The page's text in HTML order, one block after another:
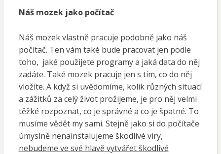
Náš mozek jako počítač
Náš mozek vlastně pracuje podobně jako náš
počítač. Ten vám také bude pracovat jen podle
toho, jaké použijete programy a jaká data do něj
zadáte. Také mozek pracuje jen s tím, co do něj
vložíte. A když si uvědomíme, kolik různých situací
a zážitků za celý život prožijeme, je pro něj velmi
těžké rozpoznat, co je správné a co je špatné. To
musíme vědět my sami. Stejně jako si do počítače
úmyslně nenainstalujeme škodlivé viry,
nebudeme ve své hlavě vytvářet škodlivé